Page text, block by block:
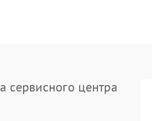
сервисного центра